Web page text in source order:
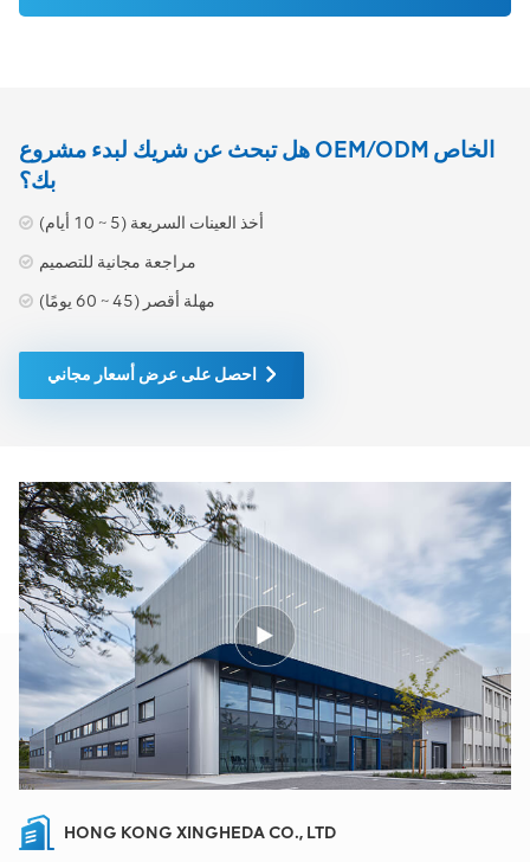
هل تبحث عن شريك لبدء مشروع OEM/ODM الخاص
بك؟
أخذ العينات السريعة (5 ~ 10 أيام)
مراجعة مجانية للتصميم
مهلة أقصر (45 ~ 60 يومًا)
احصل على عرض أسعار مجاني
HONG KONG XINGHEDA CO., LTD